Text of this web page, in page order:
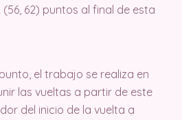
62) puntos al final de esta
el trabajo se realiza en
las vueltas a partir de este
del inicio de la vuelta a